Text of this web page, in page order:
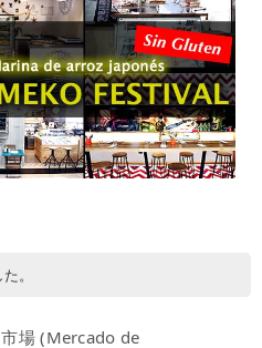
。
場 (Mercado de